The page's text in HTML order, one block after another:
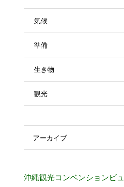
気候
準備
生き物
観光
アーカイブ
沖縄観光コンベンションビ